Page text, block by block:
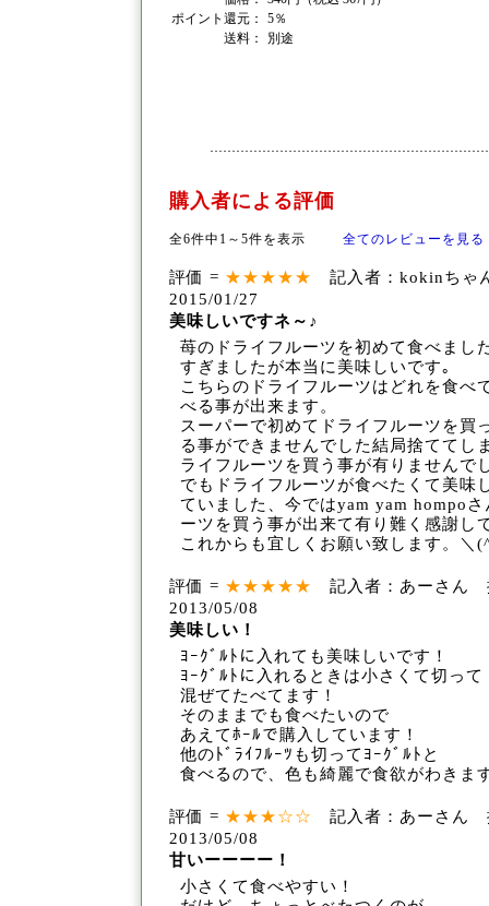
ポイント還元：
5％
送料：
別途
購入者による評価
全6件中1～5件を表示 全てのレビューを見る
評価 = ★★★★★
記入者：kokinち
2015/01/27
美味しいですネ～♪
苺のドライフルーツを初めて食べまし
すぎま したが本当に美味しいです｡
こちらのドライフルーツはどれを食べ
べる事が出来ます。
スーパーで初めてドライフルーツを買
る事ができませんでした結局捨てて し
ライフルーツを買う事が有りませんで
でもドライフルーツが食べたくて美味
てい ました、今ではyam yam hompo
ーツを買う事が出来て有り難く感謝し
これからも宜しくお願い致します。
＼
評価 = ★★★★★
記入者：あーさん
2013/05/08
美味しい！
ﾖｰｸﾞﾙﾄに入れても美味しいです！
ﾖｰｸﾞﾙﾄに入れるときは小さくて切って
混ぜてたべてます！
そのままでも食べたいので
あえてﾎｰﾙで購入しています！
他のﾄﾞﾗｲﾌﾙｰﾂも切ってﾖｰｸﾞﾙﾄと
食べるので、色も綺麗で食欲がわきま
評価 = ★★★☆☆
記入者：あーさん
2013/05/08
甘いーーーー！
小さくて食べやすい！